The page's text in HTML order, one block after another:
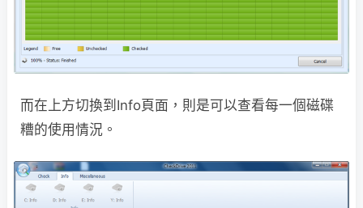
而在上方切換到Info頁面，則是可以查看每一個磁碟
糟的使用情況。